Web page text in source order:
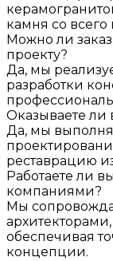
камня со всего
Можно ли
проекту?
Да, мы
разработки
Оказываете ли
Да, мы
реставрацию
Работаете ли
компаниями?
Мы
обеспечивая
концепции.